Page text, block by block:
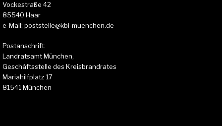
Vockestraße 42
85540 Haar
e-Mail: poststelle@kbi-muenchen.de
Postanschrift:
Landratsamt München,
Geschäftsstelle des Kreisbrandrates
Mariahilfplatz 17
81541 München